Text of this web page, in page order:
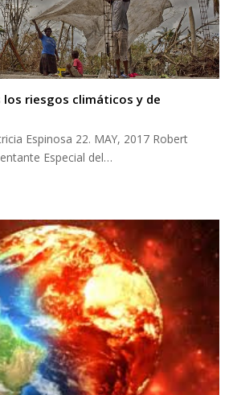
los riesgos climáticos y de
Espinosa 22. MAY, 2017 Robert
Especial del…